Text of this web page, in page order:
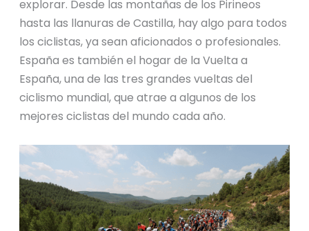
explorar. Desde las montañas de los Pirineos
hasta las llanuras de Castilla, hay algo para todos
los ciclistas, ya sean aficionados o profesionales.
España es también el hogar de la Vuelta a
España, una de las tres grandes vueltas del
ciclismo mundial, que atrae a algunos de los
mejores ciclistas del mundo cada año.